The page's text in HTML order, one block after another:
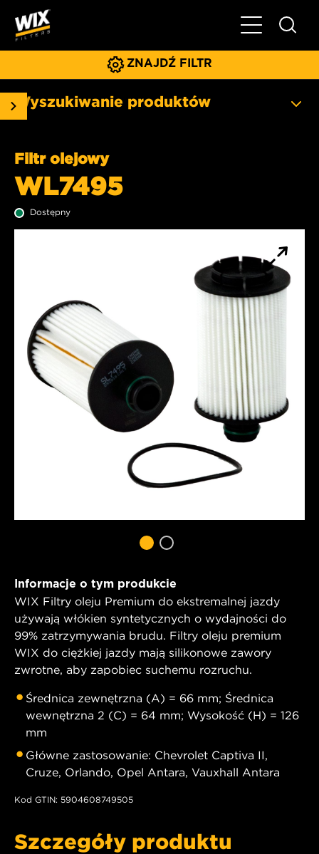
Pokaż/ukryj
ZNAJDŹ FILTR
Wyszukiwanie produktów
Filtr olejowy
WL7495
Dostępny
Informacje o tym produkcie
WIX Filtry oleju Premium do ekstremalnej jazdy
używają włókien syntetycznych o wydajności do
99% zatrzymywania brudu. Filtry oleju premium
WIX do ciężkiej jazdy mają silikonowe zawory
zwrotne, aby zapobiec suchemu rozruchu.
Średnica zewnętrzna (A) = 66 mm; Średnica
wewnętrzna 2 (C) = 64 mm; Wysokość (H) = 126
mm
Główne zastosowanie: Chevrolet Captiva II,
Cruze, Orlando, Opel Antara, Vauxhall Antara
Kod GTIN: 5904608749505
Szczegóły produktu